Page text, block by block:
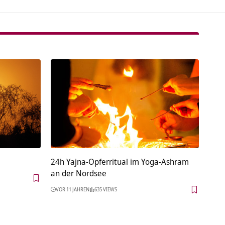
24h Yajna-Opferritual im Yoga-Ashram
an der Nordsee
VOR 11 JAHREN 635 VIEWS